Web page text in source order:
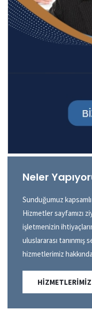
Neler
Sunduğumuz
Hizmetler sayfamızı
işletmenizin
uluslararası
hizmetlerimiz
HIZMETLERIMIZ